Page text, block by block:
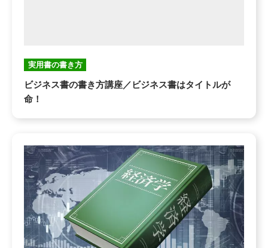
実用書の書き方
ビジネス書の書き方講座／ビジネス書はタイトルが
命！